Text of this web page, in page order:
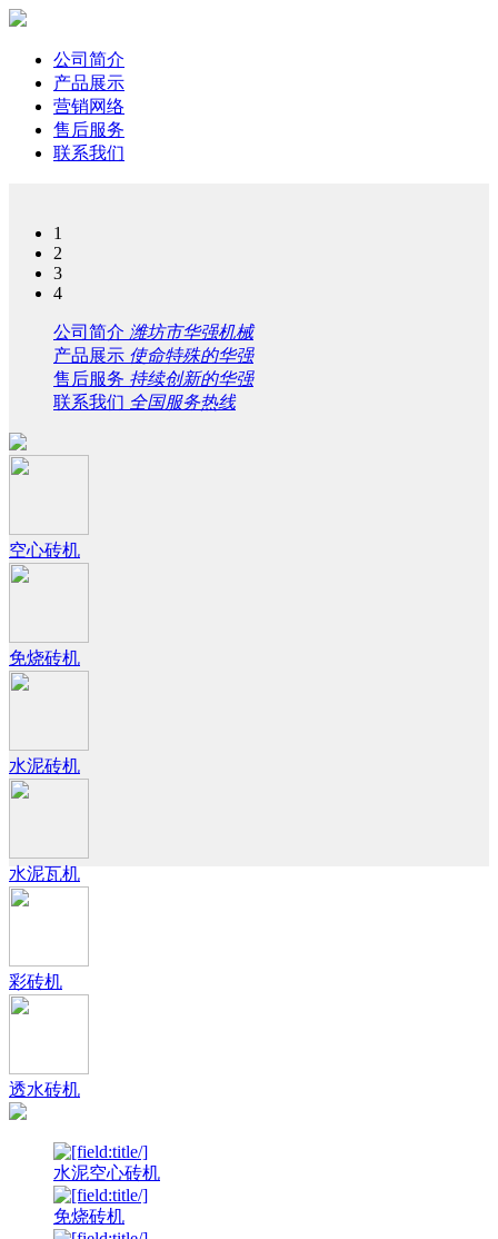
公司简介
产品展示
营销网络
售后服务
联系我们
1
2
3
4
公司简介 潍坊市华强机械
产品展示 使命特殊的华强
售后服务 持续创新的华强
联系我们 全国服务热线
空心砖机
免烧砖机
水泥砖机
水泥瓦机
彩砖机
透水砖机
水泥空心砖机
免烧砖机